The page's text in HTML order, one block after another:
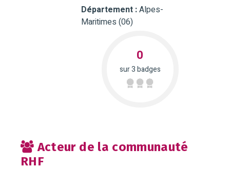
Département :Alpes-
Maritimes (06)
0
sur 3 badges
Acteur de la communauté
RHF